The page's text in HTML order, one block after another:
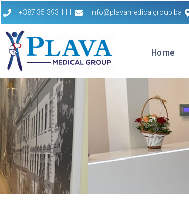
+387 35 393 111 info@plavamedicalgroup.ba
Home